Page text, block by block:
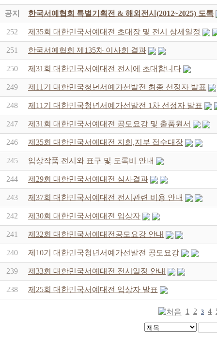
공지 한국서예협회 특별기획전 & 해외전시(2012~2025) 도록
252 제35회 대한민국서예대전 초대장 및 전시 상세일정
251 한국서예협회 제135차 이사회 결과
250 제31회 대한민국서예대전 전시에 초대합니다
249 제11기 대한민국청년서예가선발전 최종 선정자 발표
248 제11기 대한민국청년서예가선발전 1차 선정자 발표
247 제31회 대한민국서예대전 공모요강 및 출품원서
246 제35회 대한민국서예대전 지회,지부 접수대장
245 입상작품 전시와 표구 및 도록비 안내
244 제29회 대한민국서예대전 심사결과
243 제37회 대한민국서예대전 전시관련 비용 안내
242 제30회 대한민국서예대전 입상자
241 제32회 대한민국서예대전공모요강 안내
240 제10기 대한민국청년서예가선발전 공모요강
239 제33회 대한민국서예대전 전시일정 안내
238 제25회 대한민국서예대전 입상자 발표
1 2 3 4